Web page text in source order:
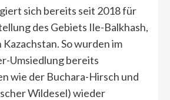
sich bereits seit 2018 für
des Gebiets Ile-Balkhash,
So wurden im
Umsiedlung bereits
wie der Buchara-Hirsch und
Wildesel) wieder